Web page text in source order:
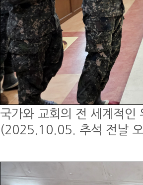
국가와 교회의 전 세계적인
(2025.10.05. 추석 전날